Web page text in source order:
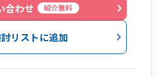
す。
ITツールを最大限活用して、
行っていたサービスを省力化
合わせ
紹介無料
リストに追加